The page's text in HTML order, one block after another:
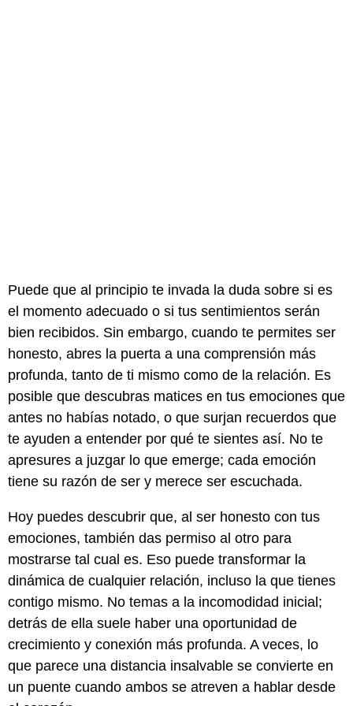
Puede que al principio te invada la duda sobre si es
el momento adecuado o si tus sentimientos serán
bien recibidos. Sin embargo, cuando te permites ser
honesto, abres la puerta a una comprensión más
profunda, tanto de ti mismo como de la relación. Es
posible que descubras matices en tus emociones que
antes no habías notado, o que surjan recuerdos que
te ayuden a entender por qué te sientes así. No te
apresures a juzgar lo que emerge; cada emoción
tiene su razón de ser y merece ser escuchada.
Hoy puedes descubrir que, al ser honesto con tus
emociones, también das permiso al otro para
mostrarse tal cual es. Eso puede transformar la
dinámica de cualquier relación, incluso la que tienes
contigo mismo. No temas a la incomodidad inicial;
detrás de ella suele haber una oportunidad de
crecimiento y conexión más profunda. A veces, lo
que parece una distancia insalvable se convierte en
un puente cuando ambos se atreven a hablar desde